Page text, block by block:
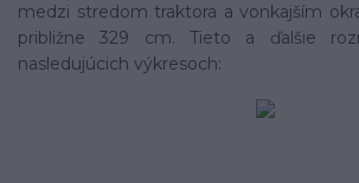
medzi stredom traktora a vonkajším
približne 329 cm. Tieto a ďalšie
nasledujúcich výkresoch: